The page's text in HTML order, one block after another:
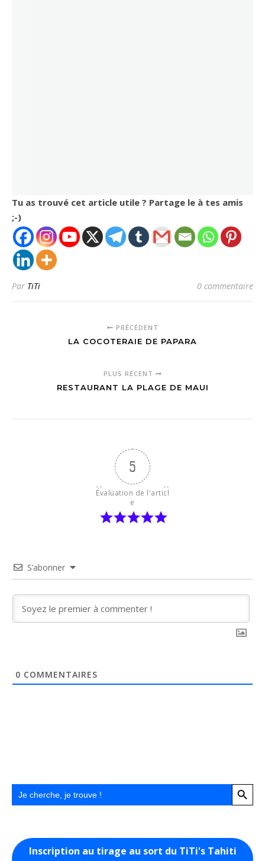
Tu as trouvé cet article utile ? Partage le à tes amis
;-)
Par TiTi 0 commentaire
PRÉCÉDENT
LA COCOTERAIE DE PAPARA
PLUS RÉCENT
RESTAURANT LA PLAGE DE MAUI
5
Évaluation de l'articl
e
S’abonner
0 COMMENTAIRES
Search
for:
Search Button
Inscription au tirage au sort du TiTi's Tahiti